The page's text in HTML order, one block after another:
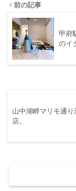
前の記事
甲府
のイ
山中湖畔マリモ通
店。